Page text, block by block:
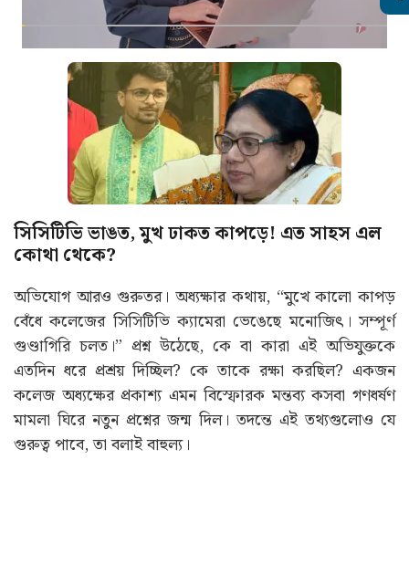
সিসিটিভি ভাঙত, মুখ ঢাকত কাপড়ে! এত সাহস এল
কোথা থেকে?
অভিযোগ আরও গুরুতর। অধ্যক্ষার কথায়, “মুখে কালো কাপড়
বেঁধে কলেজের সিসিটিভি ক্যামেরা ভেঙেছে মনোজিৎ। সম্পূর্ণ
গুণ্ডাগিরি চলত।” প্রশ্ন উঠেছে, কে বা কারা এই অভিযুক্তকে
এতদিন ধরে প্রশ্রয় দিচ্ছিল? কে তাকে রক্ষা করছিল? একজন
কলেজ অধ্যক্ষের প্রকাশ্য এমন বিস্ফোরক মন্তব্য কসবা গণধর্ষণ
মামলা ঘিরে নতুন প্রশ্নের জন্ম দিল। তদন্তে এই তথ্যগুলোও যে
গুরুত্ব পাবে, তা বলাই বাহুল্য।